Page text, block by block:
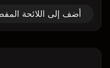
أضف إلى اللائحة